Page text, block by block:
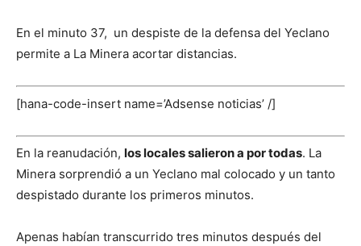
En el minuto 37, un despiste de la defensa del Yeclano
permite a La Minera acortar distancias.
[hana-code-insert name=’Adsense noticias’ /]
En la reanudación, los locales salieron a por todas. La
Minera sorprendió a un Yeclano mal colocado y un tanto
despistado durante los primeros minutos.
Apenas habían transcurrido tres minutos después del